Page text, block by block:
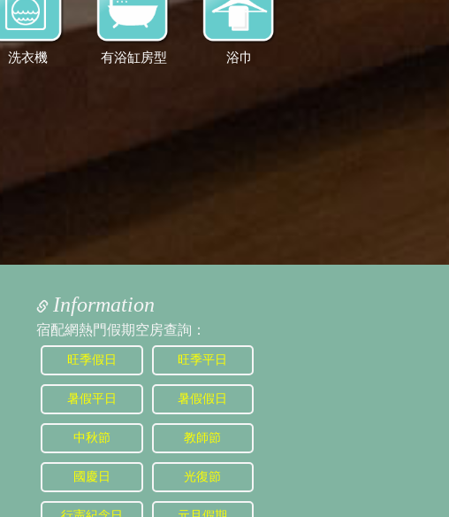
洗衣機 有浴缸房型 浴巾
Information
宿配網熱門假期空房查詢：
旺季假日 旺季平日
暑假平日 暑假假日
中秋節 教師節
國慶日 光復節